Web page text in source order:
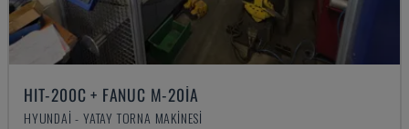
HIT-200C + FANUC M-20IA
HYUNDAI - YATAY TORNA MAKINESI